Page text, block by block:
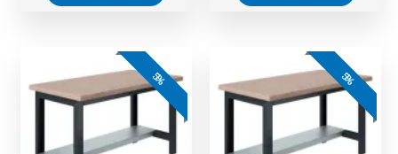
5%
prix
initial
était :
252,00 €.
prix
actuel
239,00 €.
5%
prix
initial
était :
114,00 €.
prix
actuel
108,00 €.